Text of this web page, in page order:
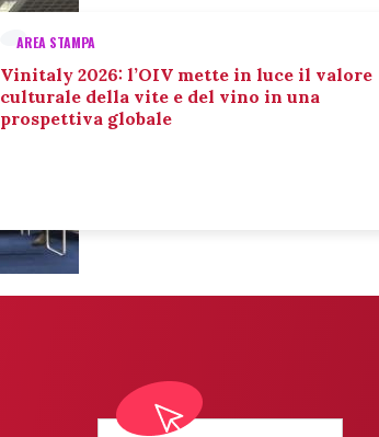
AREA STAMPA
Vinitaly 2026: l’OIV mette in luce il valore
culturale della vite e del vino in una
prospettiva globale